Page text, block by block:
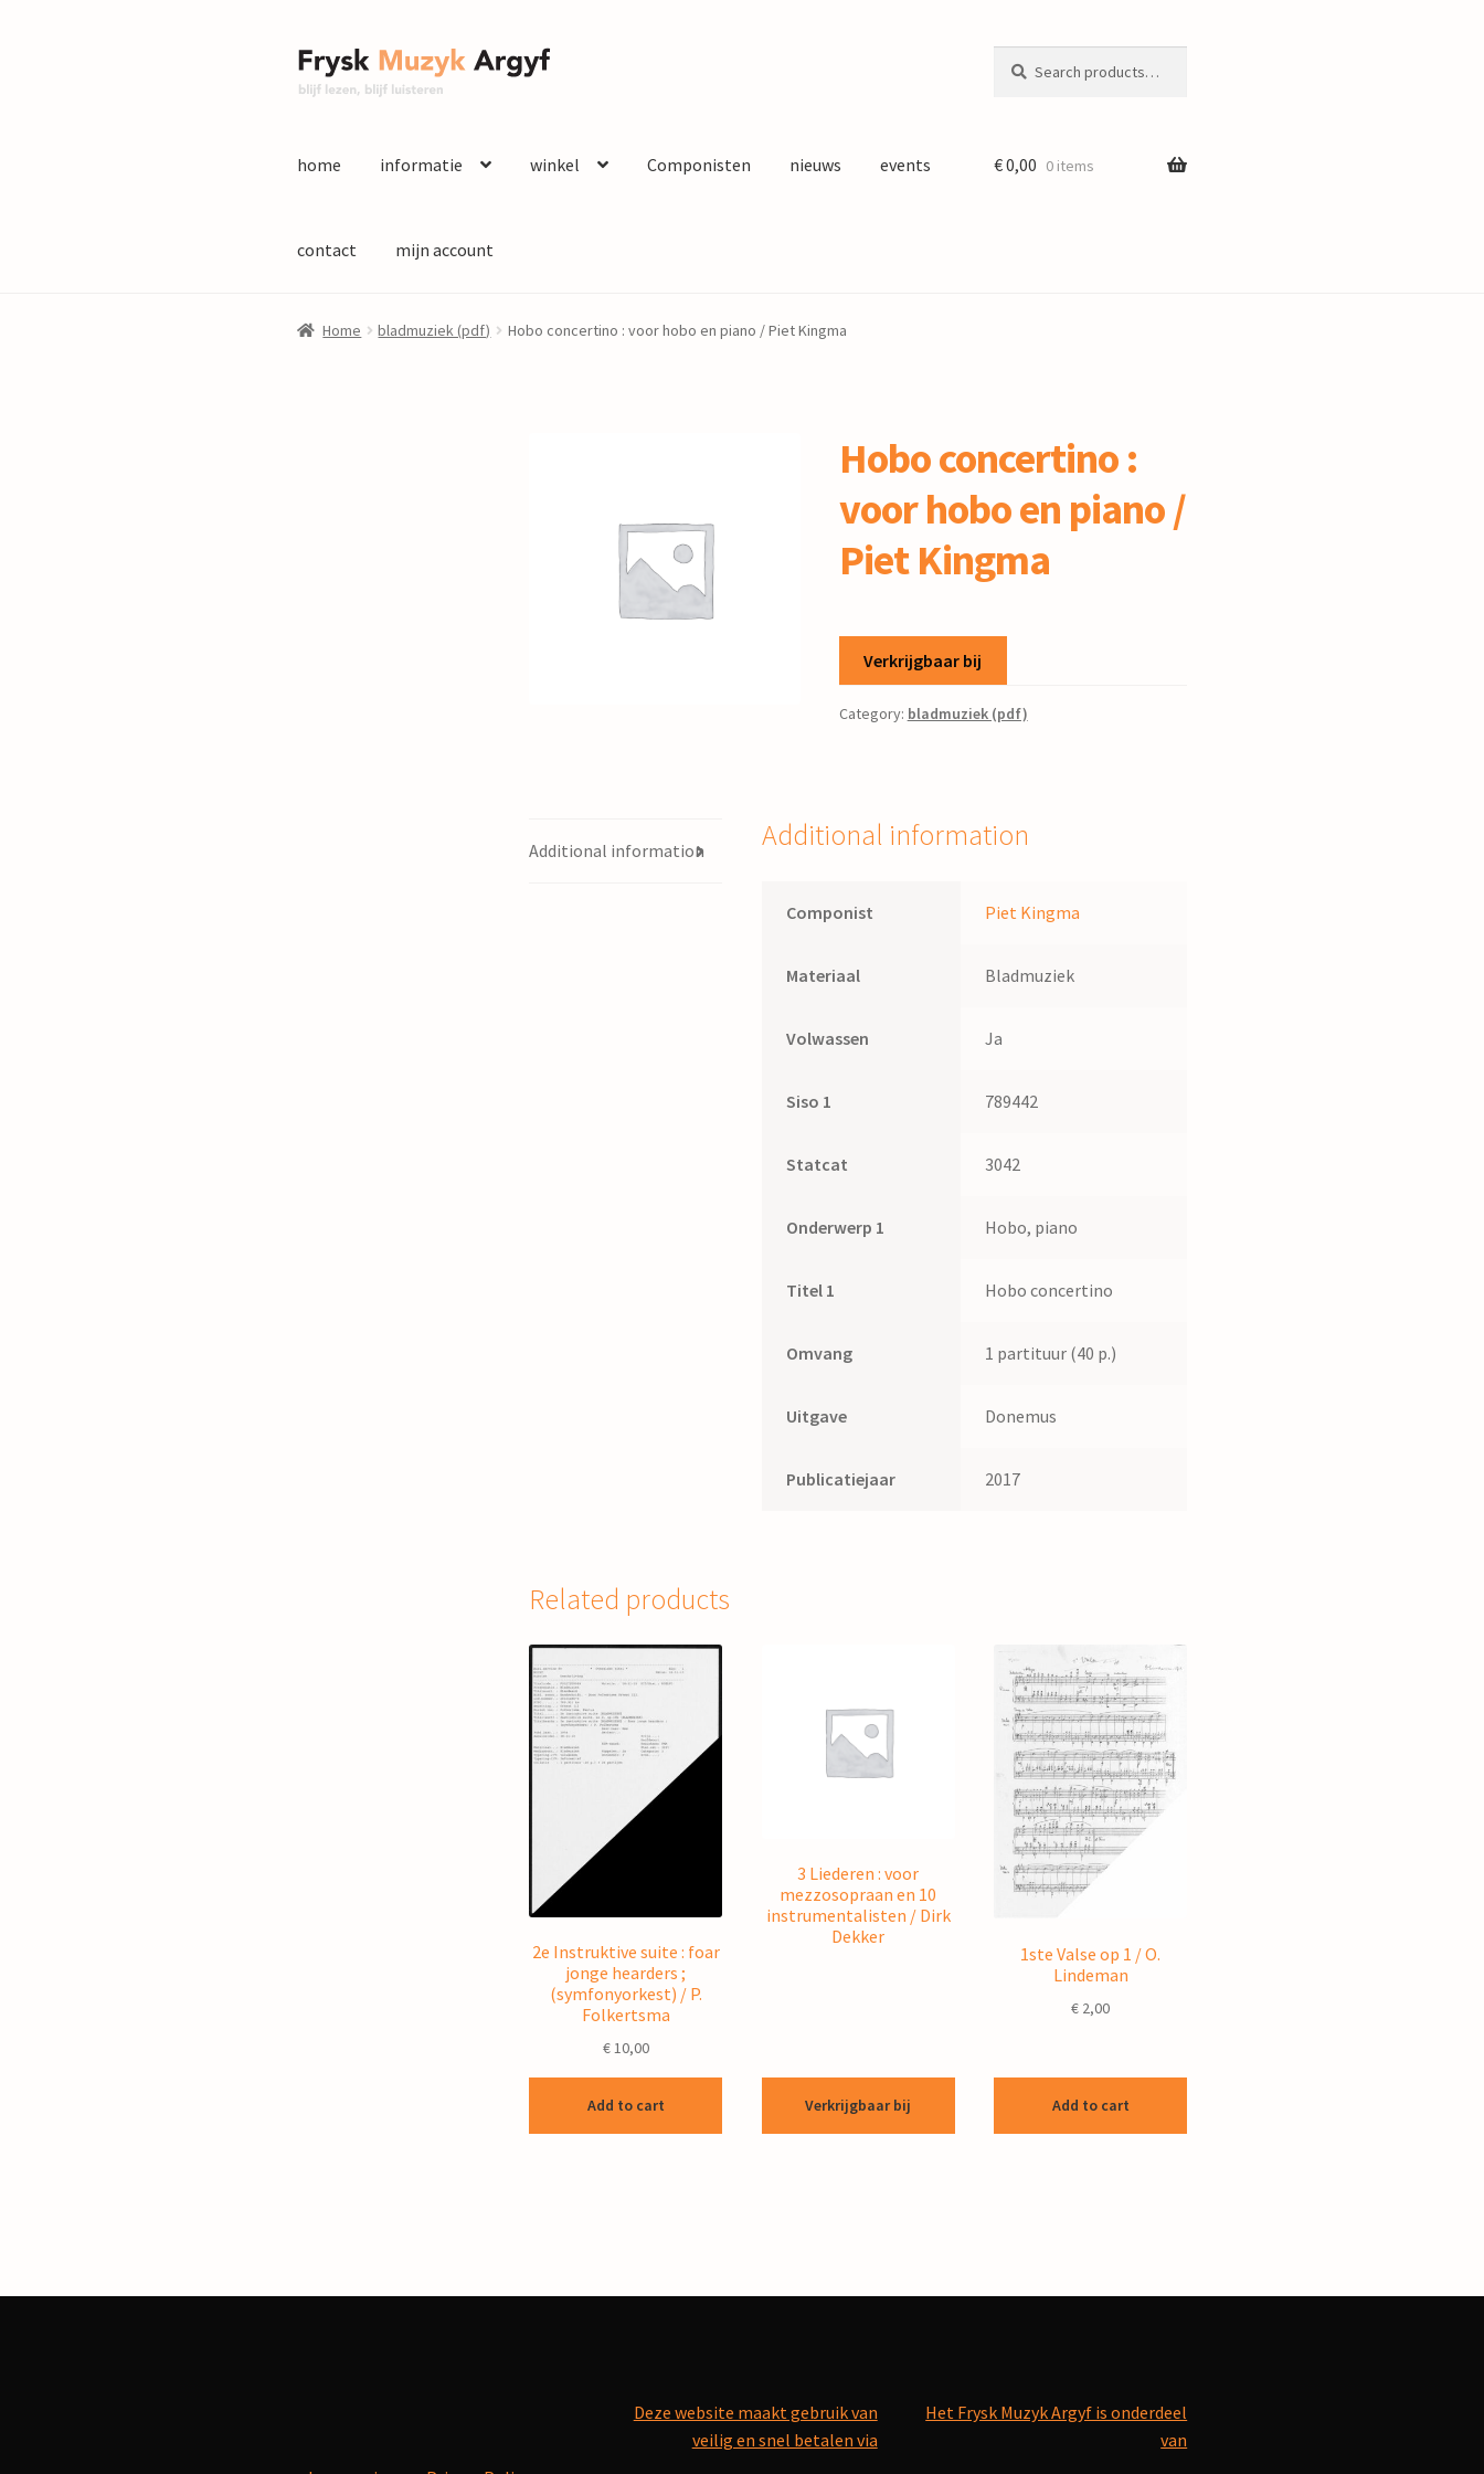
Ga
door
Ga
naar
for:
home informatie winkel Componisten nieuws events
contact mijn account
€0,00 0 items
Home bladmuziek (pdf) Hobo concertino : voor hobo en piano / Piet Kingma
Hobo concertino :
voor hobo en piano /
Piet Kingma
Verkrijgbaar bij
Category: bladmuziek (pdf)
Additional information Additional information
Componist Piet Kingma
Materiaal Bladmuziek
Volwassen Ja
Siso 1 789442
Statcat 3042
Onderwerp 1 Hobo, piano
Titel 1 Hobo concertino
Omvang 1 partituur (40 p.)
Uitgave Donemus
Publicatiejaar 2017
Related products
2e Instruktive suite : foar
jonge hearders ;
(symfonyorkest) / P.
Folkertsma
€10,00
Add to cart
3 Liederen : voor
mezzosopraan en 10
instrumentalisten / Dirk
Dekker
Verkrijgbaar bij
1ste Valse op 1 / O.
Lindeman
€ 2,00
Add to cart
Deze website maakt gebruik van
veilig en snel betalen via
Het Frysk Muzyk Argyf is onderdeel
van